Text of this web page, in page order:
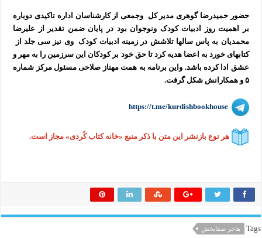
حضور حمیدرضا گوهری مدیر کل وجمعی از کارشناسان اداره تاکیدی دوباره
بر اهمیت روز ادبیات کودک ونوجوان بود در پایان ضمن تقدیر از علیرضا
محمدیان به پاس سالها تلاشش در زمینه ادبیات کودک وی نیز سی جلد از
کتابهای خورد به اعضا هدیه کرد تا حق خود بر کودکان این سرزمین را به مهر و
عشق ادا کرده باشد. واین برنامه به همت مهناز صلاحی مسئول مرکز شماره
۵ و همکارانش شکل گرفت.
https://t.me/kurdishbookhouse
هر نوع بازنشر این متن با ذکر منبع «خانه کتاب کُردی» مجاز است.
Tags هاجر صفابخش